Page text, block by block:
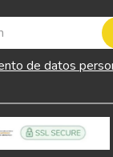
de datos